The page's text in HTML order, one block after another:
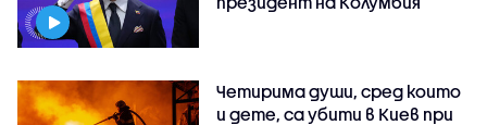
Четирима души, сред които
и дете, са убити в Киев при